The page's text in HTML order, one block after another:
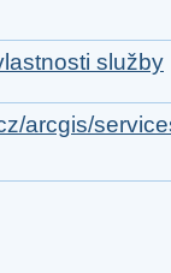
služby
arcgis/